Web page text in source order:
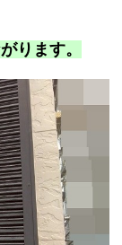
ります。